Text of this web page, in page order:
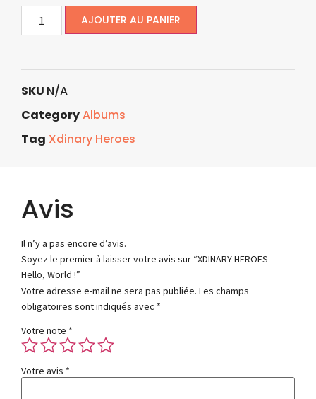
AJOUTER AU PANIER
SKU N/A
CategoryAlbums
Tag Xdinary Heroes
Avis
Il n’y a pas encore d’avis.
Soyez le premier à laisser votre avis sur “XDINARY HEROES –
Hello, World !”
Votre adresse e-mail ne sera pas publiée. Les champs
obligatoires sont indiqués avec *
Votre note *
Votre avis *